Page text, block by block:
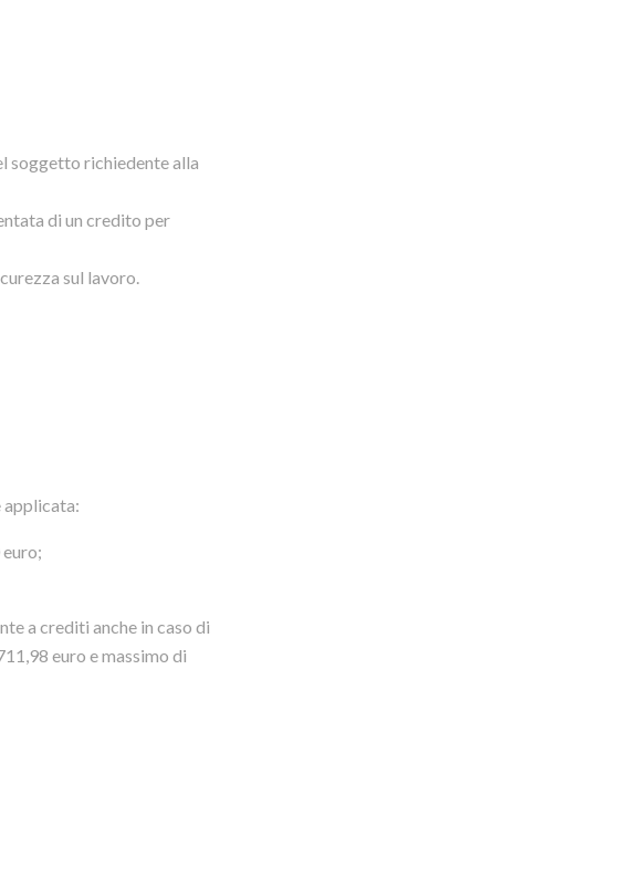
soggetto richiedente alla
di un credito per
sul lavoro.
applicata:
a crediti anche in caso di
euro e massimo di